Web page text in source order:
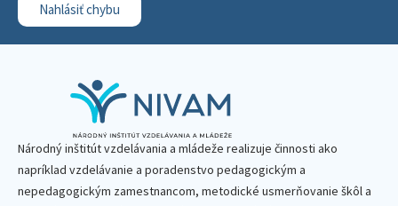
Nahlásiť chybu
Národný inštitút vzdelávania a mládeže realizuje činnosti ako
napríklad vzdelávanie a poradenstvo pedagogickým a
nepedagogickým zamestnancom, metodické usmerňovanie škôl a